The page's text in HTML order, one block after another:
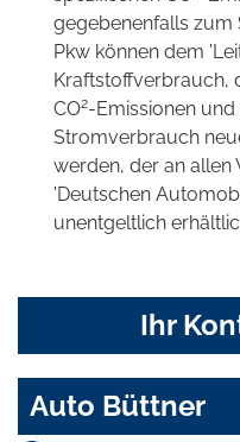
gegebenenfalls
Pkw können dem
Kraftstoffverbrauch,
CO2-Emissionen
Stromverbrauch
werden, der an allen
'Deutschen
unentgeltlich
Ihr
Auto Büttner